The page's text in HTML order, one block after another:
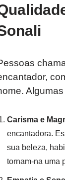
Carisma e
encantadora.
sua beleza,
tornam-na uma